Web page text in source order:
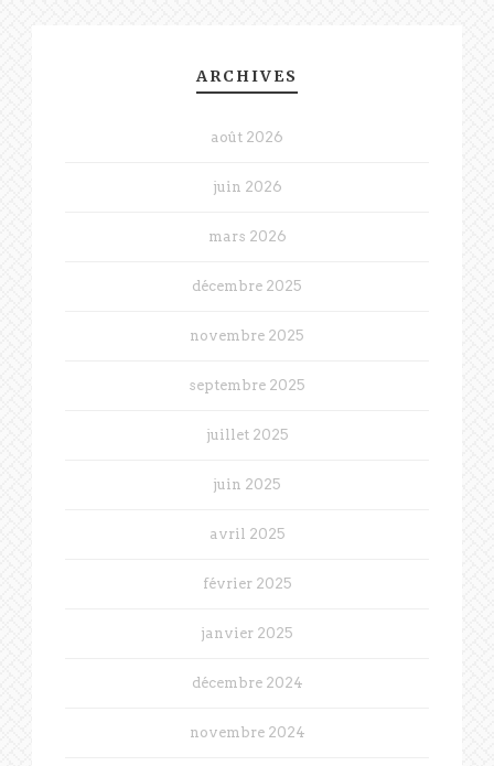
ARCHIVES
août 2026
juin 2026
mars 2026
décembre 2025
novembre 2025
septembre 2025
juillet 2025
juin 2025
avril 2025
février 2025
janvier 2025
décembre 2024
novembre 2024